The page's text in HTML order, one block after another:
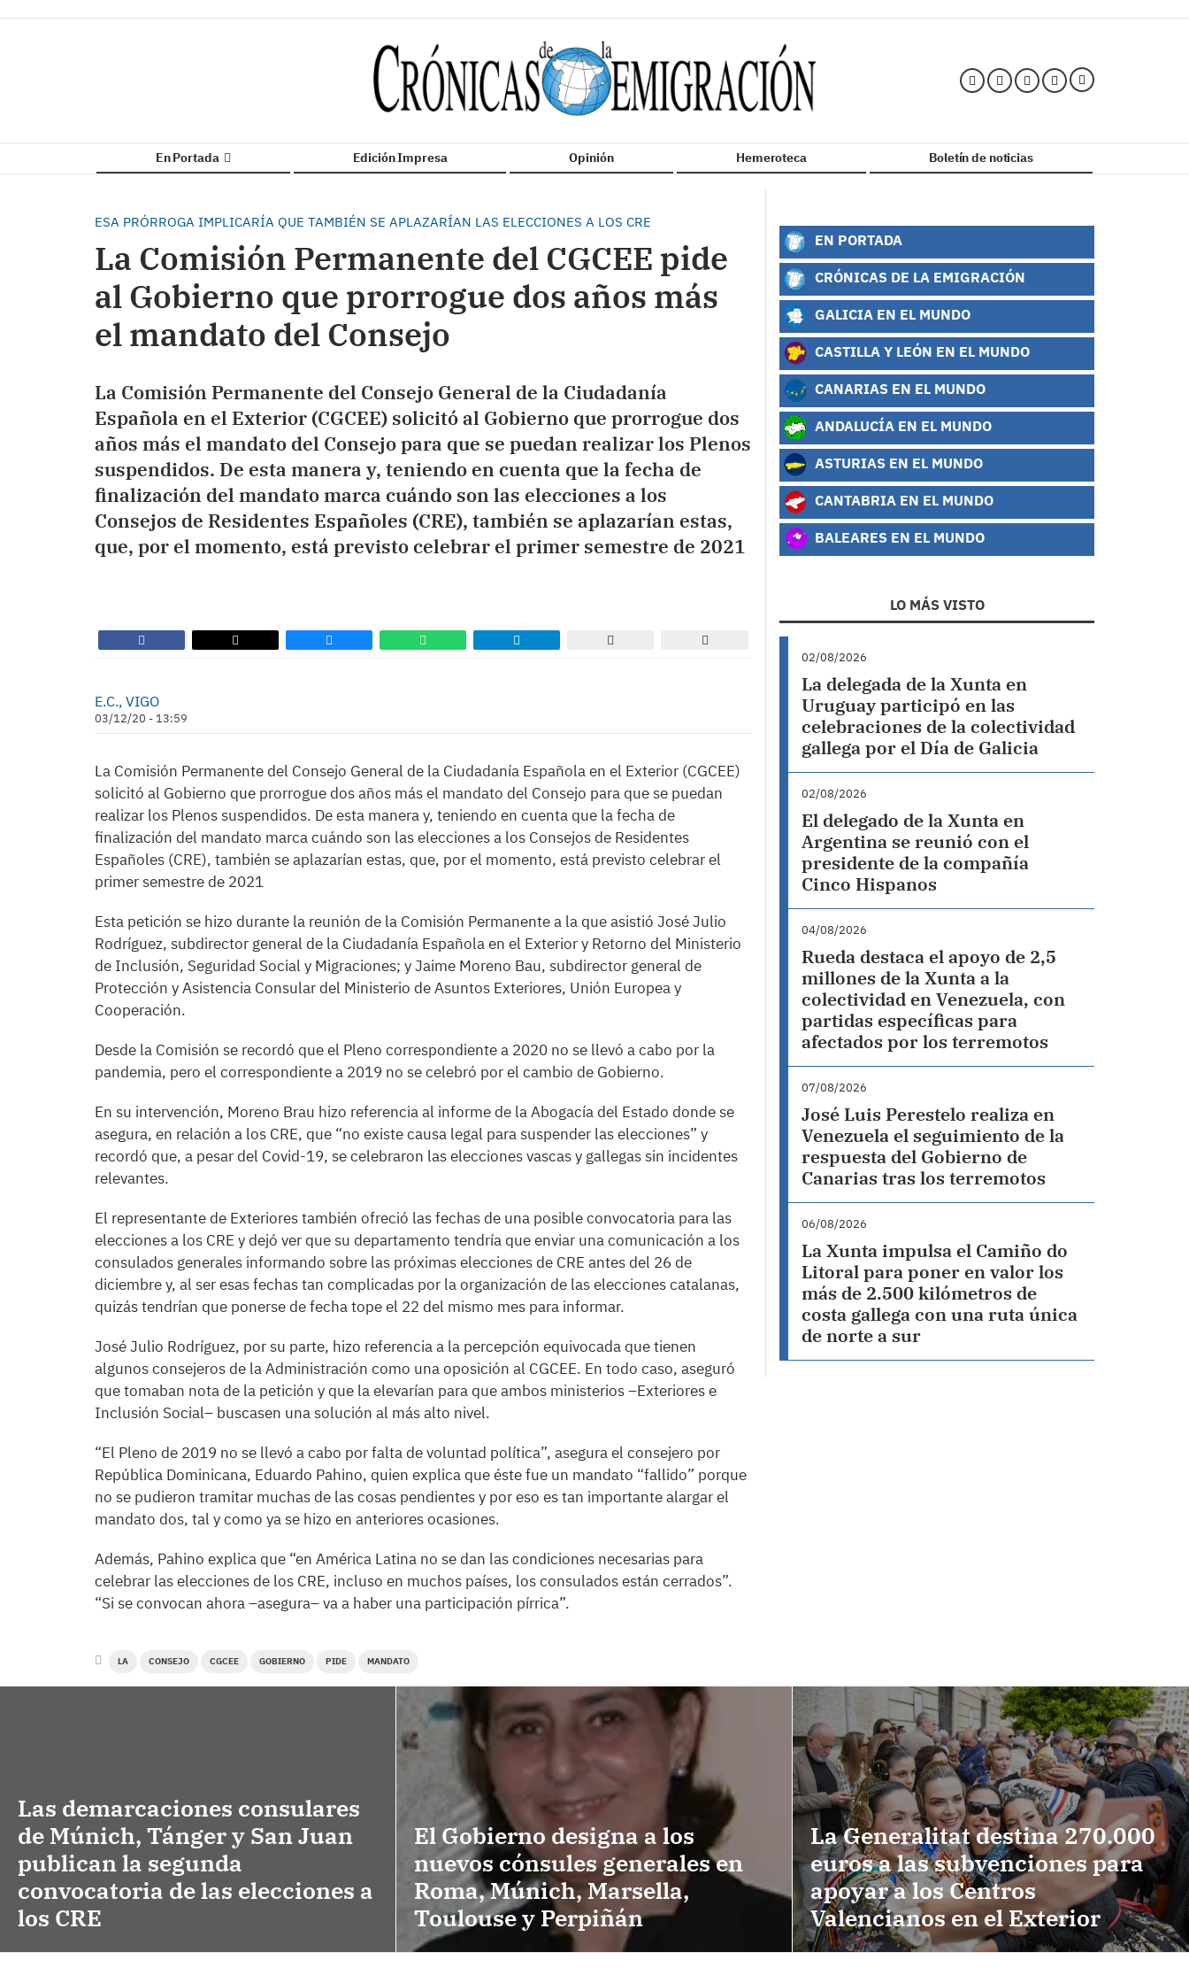
En Portada Edición Impresa Opinión Hemeroteca Boletín de noticias
ESA PRÓRROGA IMPLICARÍA QUE TAMBIÉN SE APLAZARÍAN LAS ELECCIONES A LOS CRE
La Comisión Permanente del CGCEE pide
al Gobierno que prorrogue dos años más
el mandato del Consejo
La Comisión Permanente del Consejo General de la Ciudadanía
Española en el Exterior (CGCEE) solicitó al Gobierno que prorrogue dos
años más el mandato del Consejo para que se puedan realizar los Plenos
suspendidos. De esta manera y, teniendo en cuenta que la fecha de
finalización del mandato marca cuándo son las elecciones a los
Consejos de Residentes Españoles (CRE), también se aplazarían estas,
que, por el momento, está previsto celebrar el primer semestre de 2021
E.C., VIGO
03/12/20 - 13:59
La Comisión Permanente del Consejo General de la Ciudadanía Española en el Exterior (CGCEE)
solicitó al Gobierno que prorrogue dos años más el mandato del Consejo para que se puedan
realizar los Plenos suspendidos. De esta manera y, teniendo en cuenta que la fecha de
finalización del mandato marca cuándo son las elecciones a los Consejos de Residentes
Españoles (CRE), también se aplazarían estas, que, por el momento, está previsto celebrar el
primer semestre de 2021
Esta petición se hizo durante la reunión de la Comisión Permanente a la que asistió José Julio
Rodríguez, subdirector general de la Ciudadanía Española en el Exterior y Retorno del Ministerio
de Inclusión, Seguridad Social y Migraciones; y Jaime Moreno Bau, subdirector general de
Protección y Asistencia Consular del Ministerio de Asuntos Exteriores, Unión Europea y
Cooperación.
Desde la Comisión se recordó que el Pleno correspondiente a 2020 no se llevó a cabo por la
pandemia, pero el correspondiente a 2019 no se celebró por el cambio de Gobierno.
En su intervención, Moreno Brau hizo referencia al informe de la Abogacía del Estado donde se
asegura, en relación a los CRE, que “no existe causa legal para suspender las elecciones” y
recordó que, a pesar del Covid-19, se celebraron las elecciones vascas y gallegas sin incidentes
relevantes.
El representante de Exteriores también ofreció las fechas de una posible convocatoria para las
elecciones a los CRE y dejó ver que su departamento tendría que enviar una comunicación a los
consulados generales informando sobre las próximas elecciones de CRE antes del 26 de
diciembre y, al ser esas fechas tan complicadas por la organización de las elecciones catalanas,
quizás tendrían que ponerse de fecha tope el 22 del mismo mes para informar.
José Julio Rodríguez, por su parte, hizo referencia a la percepción equivocada que tienen
algunos consejeros de la Administración como una oposición al CGCEE. En todo caso, aseguró
que tomaban nota de la petición y que la elevarían para que ambos ministerios –Exteriores e
Inclusión Social– buscasen una solución al más alto nivel.
“El Pleno de 2019 no se llevó a cabo por falta de voluntad política”, asegura el consejero por
República Dominicana, Eduardo Pahino, quien explica que éste fue un mandato “fallido” porque
no se pudieron tramitar muchas de las cosas pendientes y por eso es tan importante alargar el
mandato dos, tal y como ya se hizo en anteriores ocasiones.
Además, Pahino explica que “en América Latina no se dan las condiciones necesarias para
celebrar las elecciones de los CRE, incluso en muchos países, los consulados están cerrados”.
“Si se convocan ahora –asegura– va a haber una participación pírrica”.
LA CONSEJO CGCEE GOBIERNO PIDE MANDATO
EN PORTADA
CRÓNICAS DE LA EMIGRACIÓN
GALICIA EN EL MUNDO
CASTILLA Y LEÓN EN EL MUNDO
CANARIAS EN EL MUNDO
ANDALUCÍA EN EL MUNDO
ASTURIAS EN EL MUNDO
CANTABRIA EN EL MUNDO
BALEARES EN EL MUNDO
LO MÁS VISTO
02/08/2026
La delegada de la Xunta en
Uruguay participó en las
celebraciones de la colectividad
gallega por el Día de Galicia
02/08/2026
El delegado de la Xunta en
Argentina se reunió con el
presidente de la compañía
Cinco Hispanos
04/08/2026
Rueda destaca el apoyo de 2,5
millones de la Xunta a la
colectividad en Venezuela, con
partidas específicas para
afectados por los terremotos
07/08/2026
José Luis Perestelo realiza en
Venezuela el seguimiento de la
respuesta del Gobierno de
Canarias tras los terremotos
06/08/2026
La Xunta impulsa el Camiño do
Litoral para poner en valor los
más de 2.500 kilómetros de
costa gallega con una ruta única
de norte a sur
Las demarcaciones consulares
de Múnich, Tánger y San Juan
publican la segunda
convocatoria de las elecciones a
los CRE
El Gobierno designa a los
nuevos cónsules generales en
Roma, Múnich, Marsella,
Toulouse y Perpiñán
La Generalitat destina 270.000
euros a las subvenciones para
apoyar a los Centros
Valencianos en el Exterior